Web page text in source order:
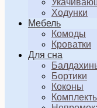
Ходунки
Мебель
Комоды
Кроватки
Для сна
Бортики
Коконы